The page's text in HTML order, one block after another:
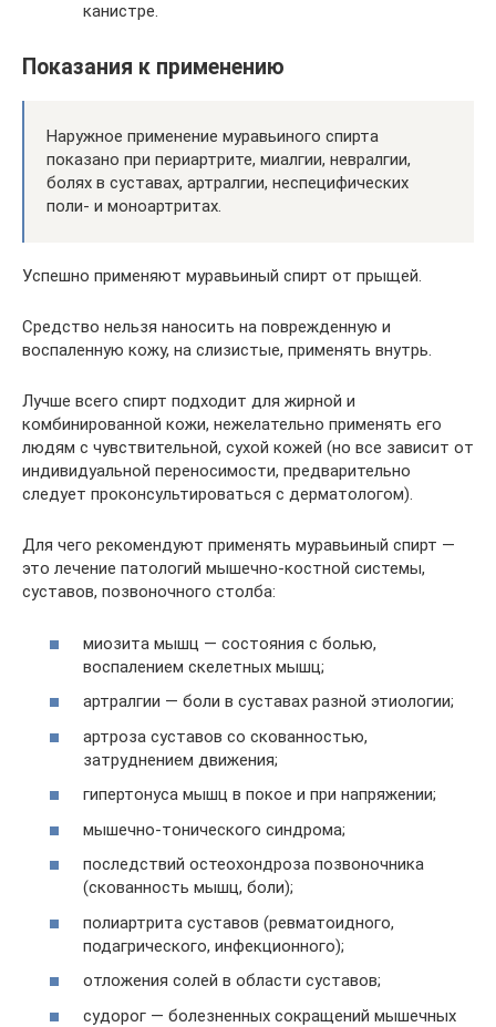
канистре.
Показания к применению
Наружное применение муравьиного спирта
показано при периартрите, миалгии, невралгии,
болях в суставах, артралгии, неспецифических
поли- и моноартритах.
Успешно применяют муравьиный спирт от прыщей.
Средство нельзя наносить на поврежденную и
воспаленную кожу, на слизистые, применять внутрь.
Лучше всего спирт подходит для жирной и
комбинированной кожи, нежелательно применять его
людям с чувствительной, сухой кожей (но все зависит от
индивидуальной переносимости, предварительно
следует проконсультироваться с дерматологом).
Для чего рекомендуют применять муравьиный спирт —
это лечение патологий мышечно-костной системы,
суставов, позвоночного столба:
миозита мышц — состояния с болью,
воспалением скелетных мышц;
артралгии — боли в суставах разной этиологии;
артроза суставов со скованностью,
затруднением движения;
гипертонуса мышц в покое и при напряжении;
мышечно-тонического синдрома;
последствий остеохондроза позвоночника
(скованность мышц, боли);
полиартрита суставов (ревматоидного,
подагрического, инфекционного);
отложения солей в области суставов;
судорог — болезненных сокращений мышечных